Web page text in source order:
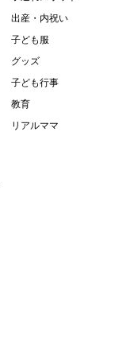
出産・内祝い
子ども服
グッズ
子ども行事
教育
リアルママ